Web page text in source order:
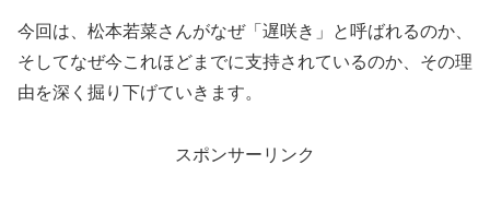
今回は、松本若菜さんがなぜ「遅咲き」と呼ばれるのか、
そしてなぜ今これほどまでに支持されているのか、その理
由を深く掘り下げていきます。
スポンサーリンク